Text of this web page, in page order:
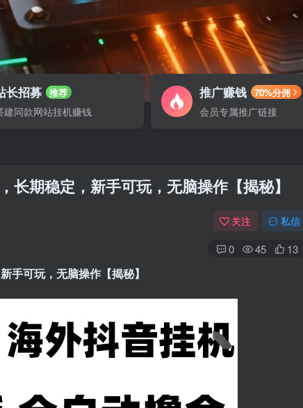
长招募 推荐
建同款网站挂机赚钱
推广赚钱 70%分佣
会员专属推广链接
期稳定，新手可玩，无脑操作【揭秘】
关注 私信
0 45 13
手可玩，无脑操作【揭秘】